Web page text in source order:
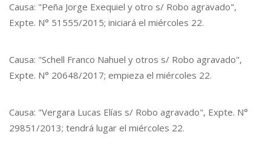
Causa: "Peña Jorge Exequiel y otro s/ Robo agravado",
Expte. N° 51555/2015; iniciará el miércoles 22.
Causa: "Schell Franco Nahuel y otros s/ Robo agravado",
Expte. N° 20648/2017; empieza el miércoles 22.
Causa: "Vergara Lucas Elías s/ Robo agravado", Expte. N°
29851/2013; tendrá lugar el miércoles 22.